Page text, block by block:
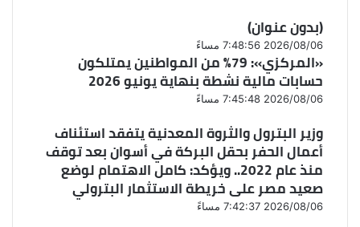
(بدون عنوان)
2026/08/06 7:48:56 مساءً
«المركزي»: 79% من المواطنين يمتلكون
حسابات مالية نشطة بنهاية يونيو 2026
2026/08/06 7:45:48 مساءً
وزير البترول والثروة المعدنية يتفقد استئناف
أعمال الحفر بحقل البركة في أسوان بعد توقف
منذ عام 2022.. ويؤكد: كامل الاهتمام لوضع
صعيد مصر على خريطة الاستثمار البترولي
2026/08/06 7:42:37 مساءً